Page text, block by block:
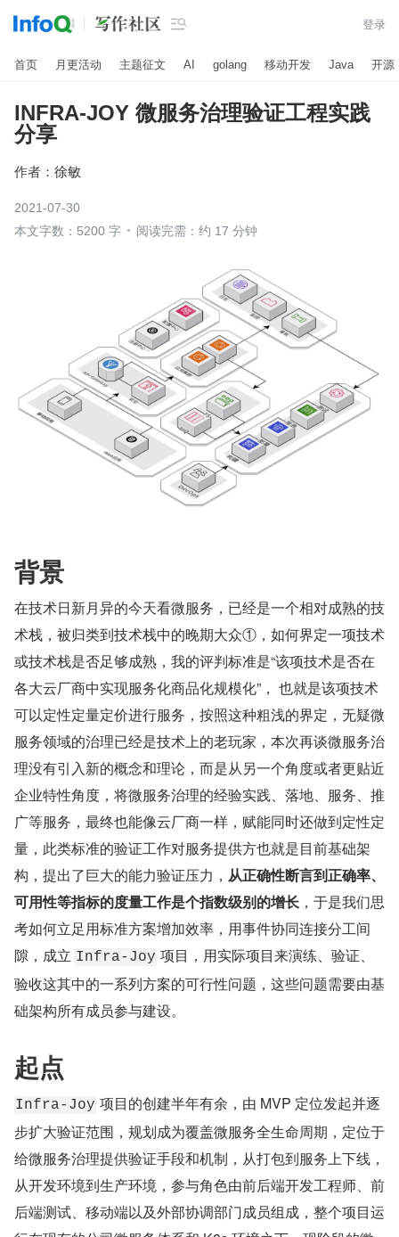
 登录
首页 月更活动 主题征文 AI golang 移动开发 Java 开源
INFRA-JOY 微服务治理验证工程实践
分享
作者： 徐敏
2021-07-30
本文字数：5200 字
阅读完需：约 17 分钟
背景
在技术日新月异的今天看微服务，已经是一个相对成熟的技
术栈，被归类到技术栈中的晚期大众①，如何界定一项技术
或技术栈是否足够成熟，我的评判标准是“该项技术是否在
各大云厂商中实现服务化商品化规模化”， 也就是该项技术
可以定性定量定价进行服务，按照这种粗浅的界定，无疑微
服务领域的治理已经是技术上的老玩家，本次再谈微服务治
理没有引入新的概念和理论，而是从另一个角度或者更贴近
企业特性角度，将微服务治理的经验实践、落地、服务、推
广等服务，最终也能像云厂商一样，赋能同时还做到定性定
量，此类标准的验证工作对服务提供方也就是目前基础架
构，提出了巨大的能力验证压力， 从正确性断言到正确率、
可用性等指标的度量工作是个指数级别的增长 ，于是我们思
考如何立足用标准方案增加效率，用事件协同连接分工间
隙，成立 Infra-Joy 项目，用实际项目来演练、验证、
验收这其中的一系列方案的可行性问题，这些问题需要由基
础架构所有成员参与建设。
起点
Infra-Joy 项目的创建半年有余，由 MVP 定位发起并逐
步扩大验证范围，规划成为覆盖微服务全生命周期，定位于
给微服务治理提供验证手段和机制，从打包到服务上下线，
从开发环境到生产环境，参与角色由前后端开发工程师、前
后端测试、移动端以及外部协调部门成员组成，整个项目运